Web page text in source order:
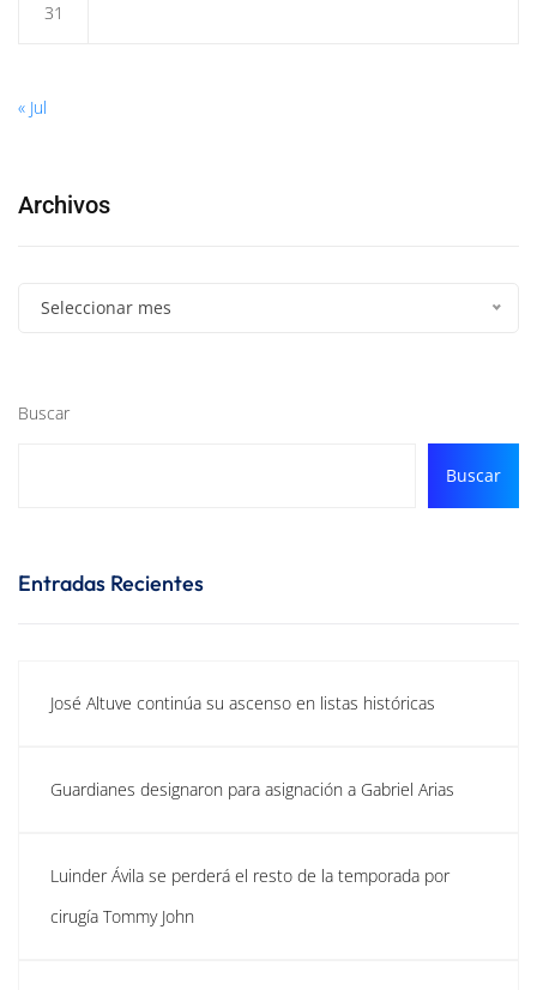
31
« Jul
Archivos
Seleccionar mes
Buscar
Buscar
Entradas Recientes
José Altuve continúa su ascenso en listas históricas
Guardianes designaron para asignación a Gabriel Arias
Luinder Ávila se perderá el resto de la temporada por
cirugía Tommy John